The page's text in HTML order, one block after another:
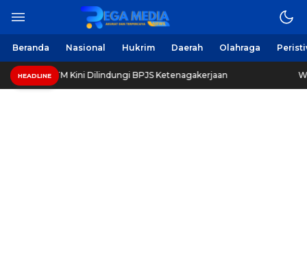
Regamedianews.com
Berita Harian Online
Beranda Nasional Hukrim Daerah Olahraga
HEADLINE
UTM Kini Dilindungi BPJS Ketenagakerjaan